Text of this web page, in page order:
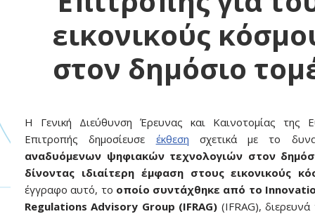
εικονικούς
στον δημόσιο
Η Γενική Διεύθυνση Έρευνας και Καινοτομίας της
Επιτροπής δημοσίευσε έκθεση σχετικά με το
αναδυόμενων ψηφιακών τεχνολογιών στον
δίνοντας ιδιαίτερη έμφαση στους εικονικούς
έγγραφο αυτό, το οποίο συντάχθηκε από τo
Regulations Advisory Group (IFRAG) (IFRAG),